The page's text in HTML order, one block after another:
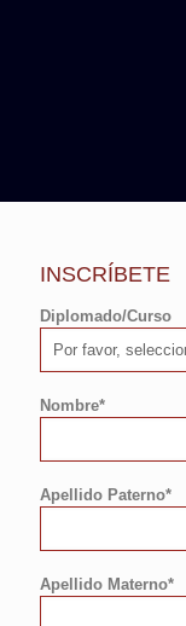
INSCRÍBETE
Diplomado/Curso
Nombre*
Apellido Paterno*
Apellido Materno*